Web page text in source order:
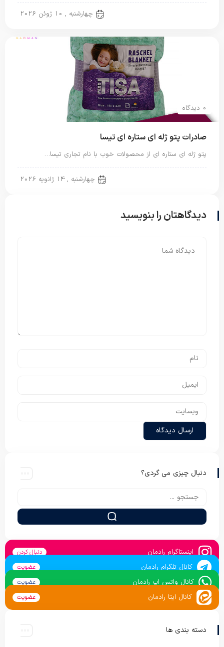
چهارشنبه , 10 ژوئن 2026
0 دیدگاه
صادرات پتو ژله ای ستاره ای تیسا
پتو ژله ای ستاره ای از محصولات خوب با نام تجاری تیسا…
چهارشنبه , 14 ژانویه 2026
دیدگاهتان را بنویسید
دنبال چیزی می گردی؟
اینستاگرام رادمان دنبال کردن
کانال تلگرام رادمان عضویت
کانال واتس اپ رادمان عضویت
کانال ایتا رادمان عضویت
دسته بندی ها